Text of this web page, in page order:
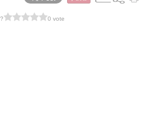
0 vote